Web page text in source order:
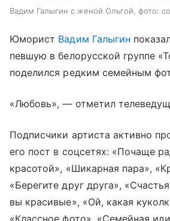
Вадим Галыгин с женой Ольгой, фото:
Юморист Вадим Галыгин
певшую в белорусской группе
поделился редким семейным
«Любовь», — отметил
Подписчики артиста активно
его пост в соцсетях: «Почаще
красотой», «Шикарная пара»,
«Берегите друг друга»,
вы красивые», «Ой, какая
«Классное фото», «Семейная